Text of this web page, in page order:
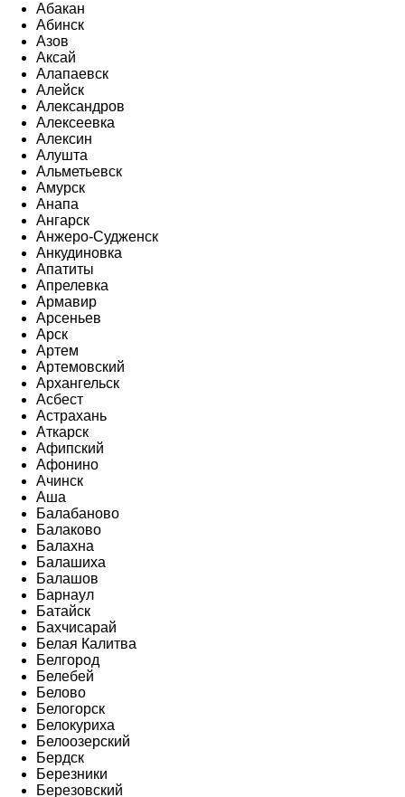
Абакан
Абинск
Азов
Аксай
Алапаевск
Алейск
Александров
Алексеевка
Алексин
Алушта
Альметьевск
Амурск
Анапа
Ангарск
Анжеро-Судженск
Анкудиновка
Апатиты
Апрелевка
Армавир
Арсеньев
Арск
Артем
Артемовский
Архангельск
Асбест
Астрахань
Аткарск
Афипский
Афонино
Ачинск
Аша
Балабаново
Балаково
Балахна
Балашиха
Балашов
Барнаул
Батайск
Бахчисарай
Белая Калитва
Белгород
Белебей
Белово
Белогорск
Белокуриха
Белоозерский
Бердск
Березники
Березовский